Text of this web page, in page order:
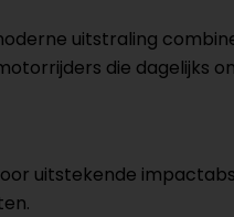
uitstraling
die dagelijks
uitstekende